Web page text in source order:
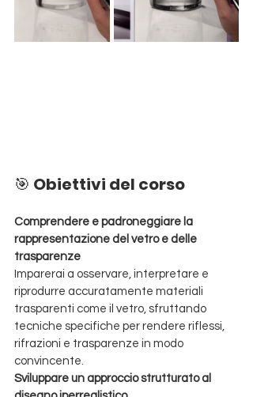
🎯 Obiettivi del corso
Comprendere e padroneggiare la
rappresentazione del vetro e delle
trasparenze
Imparerai a osservare, interpretare e
riprodurre accuratamente materiali
trasparenti come il vetro, sfruttando
tecniche specifiche per rendere riflessi,
rifrazioni e trasparenze in modo
convincente.
Sviluppare un approccio strutturato al